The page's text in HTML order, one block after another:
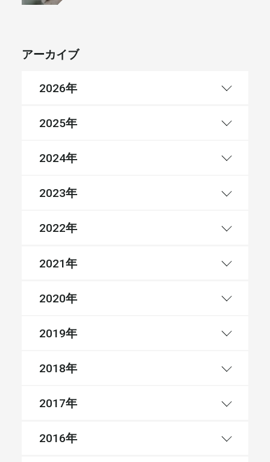
アーカイブ
2026年
2025年
2024年
2023年
2022年
2021年
2020年
2019年
2018年
2017年
2016年